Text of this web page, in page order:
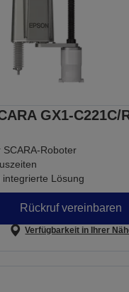
GX1-C221C/
SCARA-Roboter
integrierte Lösung
Rückruf vereinbaren
Verfügbarkeit in Ihrer